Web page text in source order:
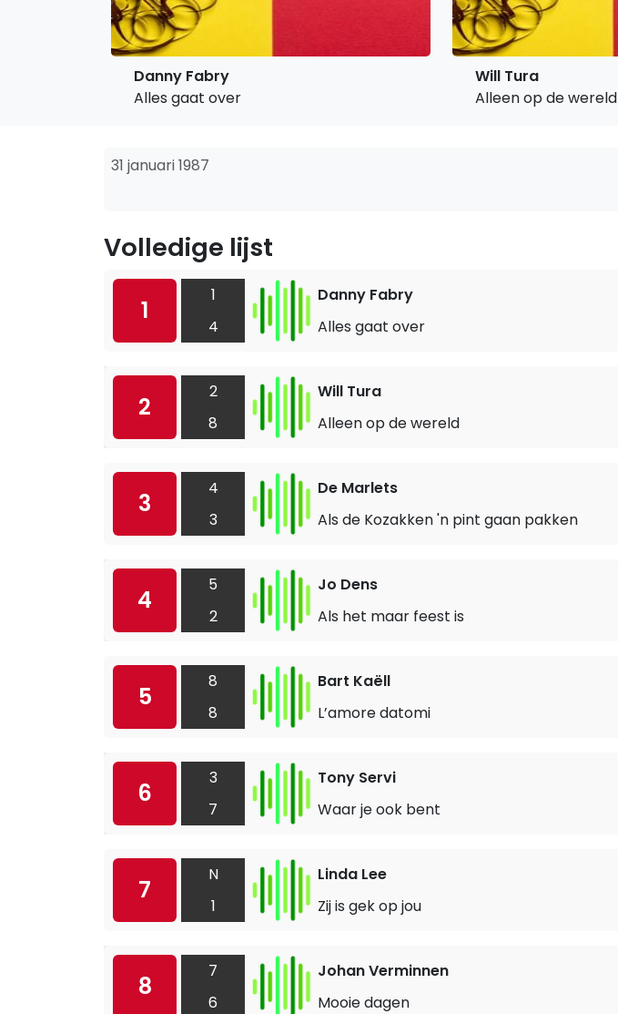
Danny Fabry
Alles gaat over
Will Tura
Alleen op de wereld
31 januari 1987
Volledige lijst
1
1
4
Danny Fabry
Alles gaat over
2
2
8
Will Tura
Alleen op de wereld
3
4
3
De Marlets
Als de Kozakken 'n pint gaan pakken
4
5
2
Jo Dens
Als het maar feest is
5
8
8
Bart Kaëll
L’amore datomi
6
3
7
Tony Servi
Waar je ook bent
7
N
1
Linda Lee
Zij is gek op jou
8
7
6
Johan Verminnen
Mooie dagen